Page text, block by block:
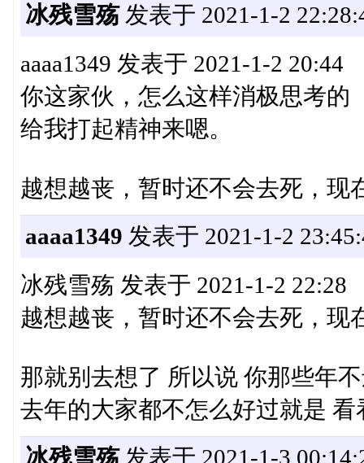
冰残雪殇发表于 2021-1-2
aaaa1349 发表于 2021-1-2 20:44
你这家伙，怎么这样消极思考的
给我打起精神来嗯。
越想越丧，暂时还不会去死，现
aaaa1349 发表于 2021-1-2
冰残雪殇 发表于 2021-1-2 22:28
越想越丧，暂时还不会去死，现
那就别去想了 所以说 你那些年
去年的大家都不怎么好过就是
冰残雪殇发表于 2021-1-3